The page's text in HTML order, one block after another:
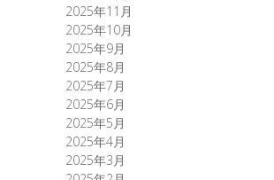
2025年11月
2025年10月
2025年9月
2025年8月
2025年7月
2025年6月
2025年5月
2025年4月
2025年3月